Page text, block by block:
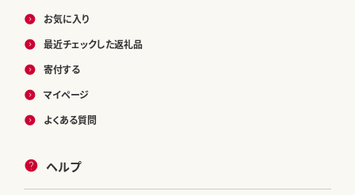
お気に入り
最近チェックした返礼品
寄付する
マイページ
よくある質問
ヘルプ